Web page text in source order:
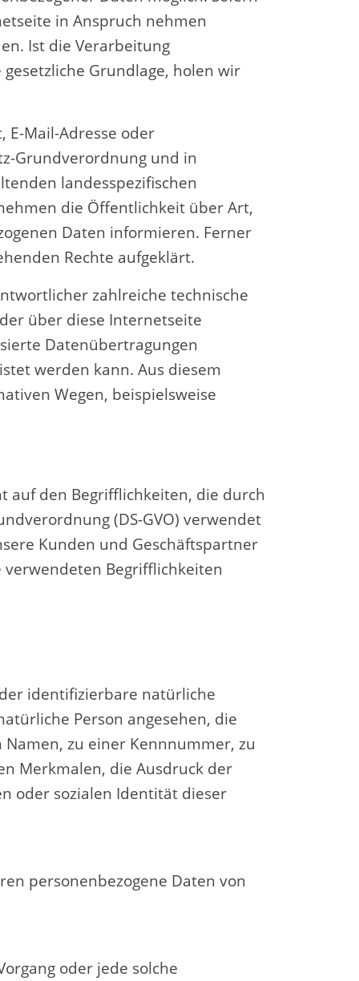
in Anspruch nehmen
Ist die Verarbeitung
Grundlage, holen wir
E-Mail-Adresse oder
Grundverordnung und in
landesspezifischen
die Öffentlichkeit über Art,
Daten informieren. Ferner
Rechte aufgeklärt.
zahlreiche technische
über diese Internetseite
Datenübertragungen
werden kann. Aus diesem
Wegen, beispielsweise
auf den Begrifflichkeiten, die durch
(DS-GVO) verwendet
Kunden und Geschäftspartner
Begrifflichkeiten
identifizierbare natürliche
Person angesehen, die
zu einer Kennnummer, zu
Merkmalen, die Ausdruck der
oder sozialen Identität dieser
personenbezogene Daten von
oder jede solche